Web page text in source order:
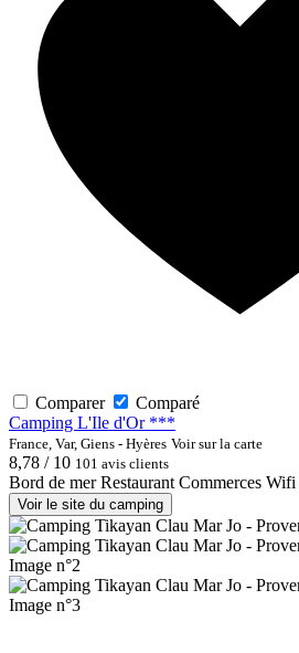
Comparer
Comparé
Camping L'Ile d'Or ***
France, Var, Giens - Hyères Voir sur la carte
8,78 / 10 101 avis clients
Bord de mer Restaurant Commerces Wifi
Voir le site du camping